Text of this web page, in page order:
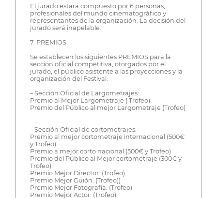
El jurado estará compuesto por 6 personas,
profesionales del mundo cinematográfico y
representantes de la organización. La decisión del
jurado será inapelable.
7. PREMIOS
Se establecen los siguientes PREMIOS para la
sección oficial competitiva, otorgados por el
jurado, el público asistente a las proyecciones y la
organización del Festival:
– Sección Oficial de Largometrajes:
Premio al Mejor Largometraje ( Trofeo)
Premio del Público al mejor Largometraje (Trofeo)
– Sección Oficial de cortometrajes:
Premio al mejor cortometraje internacional (500€
y Trofeo)
Premio a mejor corto nacional (500€ y Trofeo)
Premio del Público al Mejor cortometraje (300€ y
Trofeo)
Premio Mejor Director. (Trofeo)
Premio Mejor Guión. (Trofeo))
Premio Mejor Fotografía. (Trofeo)
Premio Mejor Actor. (Trofeo)